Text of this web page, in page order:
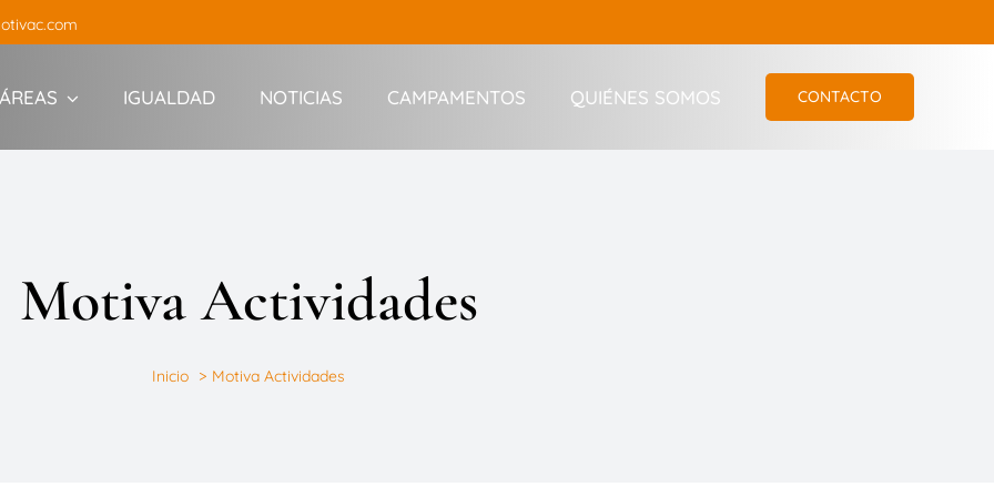
ÁREAS IGUALDAD NOTICIAS CAMPAMENTOS QUIÉNES SOMOS CONTACTO
Motiva Actividades
Inicio Motiva Actividades